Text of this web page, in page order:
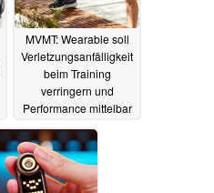
MVMT: Wearable soll
Verletzungsanfälligkeit
beim Training
verringern und
Performance mittelbar
verbessern können
28.08.2025